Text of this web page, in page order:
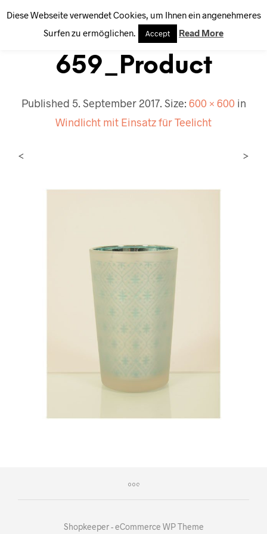
0
659_Product
Published 5. September 2017. Size: 600 × 600in
Windlicht mit Einsatz für Teelicht
< >
Shopkeeper - eCommerce WP Theme
Diese Webseite verwendet Cookies, um Ihnen ein angenehmeres
Surfen zu ermöglichen.
Accept Read More